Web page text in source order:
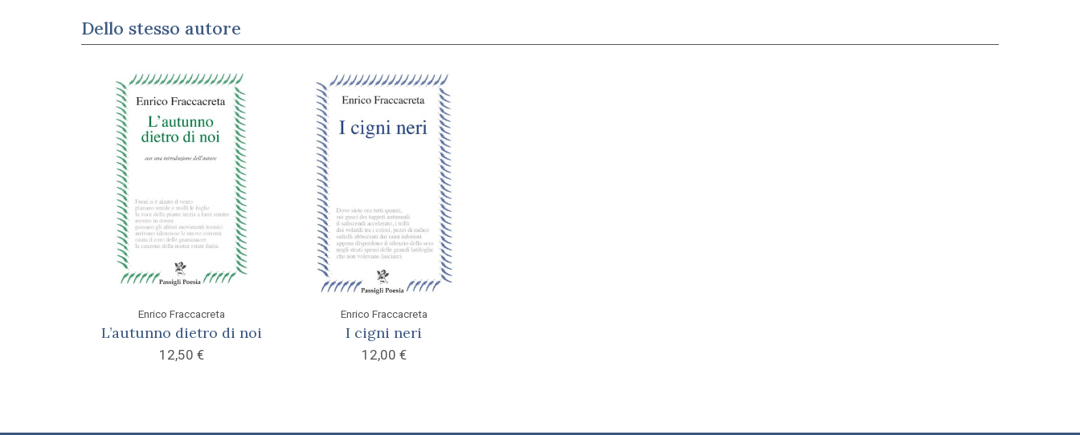
Dello stesso autore
Enrico Fraccacreta
L’autunno dietro di noi
12,50€
Enrico Fraccacreta
I cigni neri
12,00 €